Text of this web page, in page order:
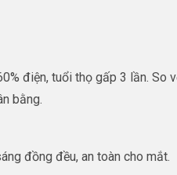
điện, tuổi thọ gấp 3 lần.
bằng.
đồng đều, an toàn cho mắt.